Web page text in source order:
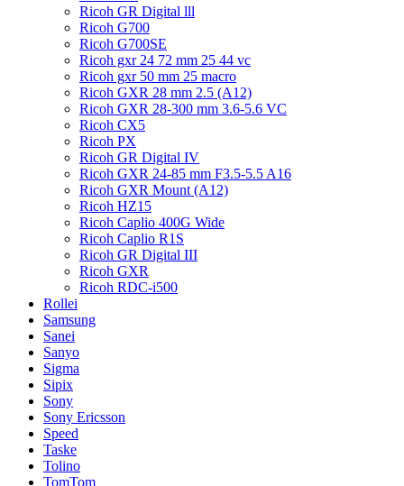
Ricoh GR Digital lll
Ricoh G700
Ricoh G700SE
Ricoh gxr 24 72 mm 25 44 vc
Ricoh gxr 50 mm 25 macro
Ricoh GXR 28 mm 2.5 (A12)
Ricoh GXR 28-300 mm 3.6-5.6 VC
Ricoh CX5
Ricoh PX
Ricoh GR Digital IV
Ricoh GXR 24-85 mm F3.5-5.5 A16
Ricoh GXR Mount (A12)
Ricoh HZ15
Ricoh Caplio 400G Wide
Ricoh Caplio R1S
Ricoh GR Digital III
Ricoh GXR
Ricoh RDC-i500
Rollei
Samsung
Sanei
Sanyo
Sigma
Sipix
Sony
Sony Ericsson
Speed
Taske
Tolino
TomTom